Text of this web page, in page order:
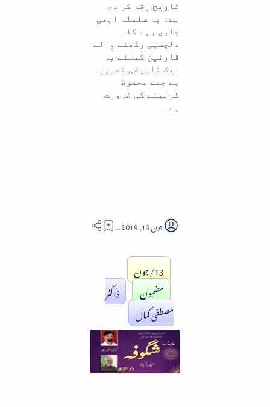
تاریخ رقم کر دی
ہے۔ یہ سلسلہ ابھی
جاری رہے گا۔
دلچسپی رکھنے والے
قارئین کیلئے یہ
ایک تاریخی تحریر
ہے جسے محفوظ
کرلینے کی ضرورت
ہے۔
10
13/جون
مضمون
ڈاکٹر
مصطفیٰ کمال